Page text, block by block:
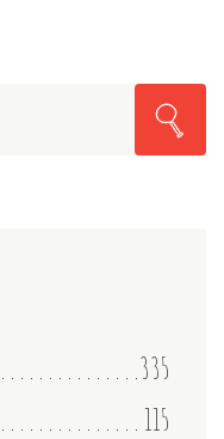
335
115